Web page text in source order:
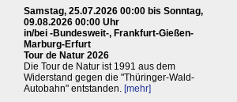
Samstag, 25.07.2026 00:00 bis Sonntag,
09.08.2026 00:00 Uhr
in/bei -Bundesweit-, Frankfurt-Gießen-
Marburg-Erfurt
Tour de Natur 2026
Die Tour de Natur ist 1991 aus dem
Widerstand gegen die "Thüringer-Wald-
Autobahn" entstanden. [mehr]